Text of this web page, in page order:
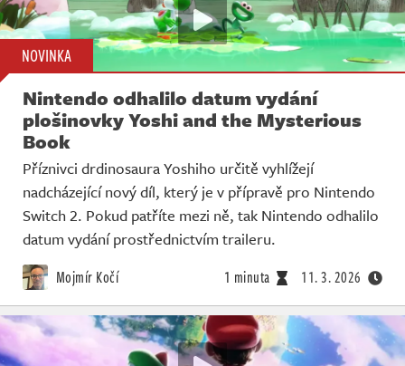
NOVINKA
Nintendo odhalilo datum vydání
plošinovky Yoshi and the Mysterious
Book
Příznivci drdinosaura Yoshiho určitě vyhlížejí
nadcházející nový díl, který je v přípravě pro Nintendo
Switch 2. Pokud patříte mezi ně, tak Nintendo odhalilo
datum vydání prostřednictvím traileru.
Mojmír Kočí 1 minuta 11. 3. 2026